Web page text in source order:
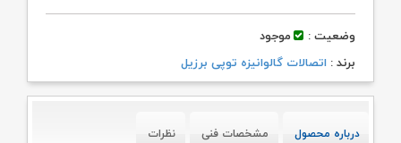
وضعیت :
موجود
برند : اتصالات گالوانیزه توپی برزیل
درباره محصول مشخصات فنی نظرات